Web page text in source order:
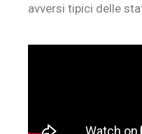
avversi tipici delle